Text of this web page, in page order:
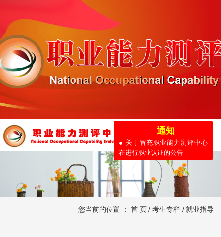
您当前的位置 ： 首 页 / 考生专栏 / 就业指导
通知
● 关于冒充职业能力测评中心
在进行职业认证的公告